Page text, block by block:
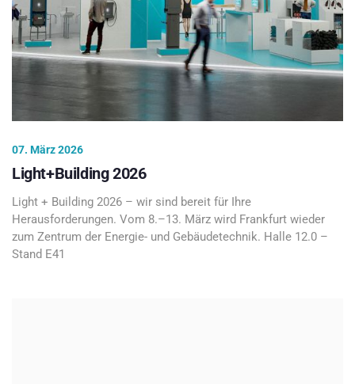
07. März 2026
Light+Building 2026
Light + Building 2026 – wir sind bereit für Ihre
Herausforderungen. Vom 8.–13. März wird Frankfurt wieder
zum Zentrum der Energie- und Gebäudetechnik. Halle 12.0 –
Stand E41